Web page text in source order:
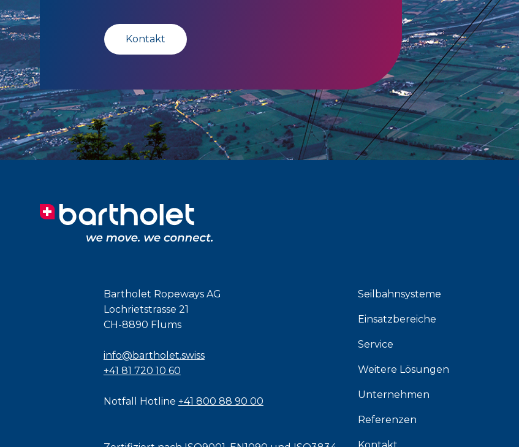
Kontakt
Bartholet Ropeways AG
Lochrietstrasse 21
CH-8890 Flums
info@bartholet.swiss
+41 81 720 10 60
Notfall Hotline +41 800 88 90 00
Seilbahnsysteme
Einsatzbereiche
Service
Weitere Lösungen
Unternehmen
Referenzen